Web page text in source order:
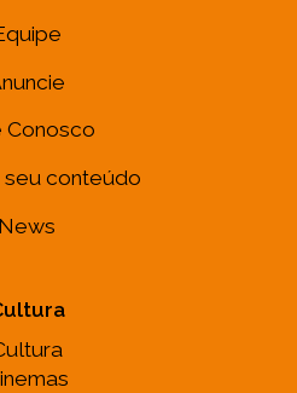
Conosco
seu conteúdo
News